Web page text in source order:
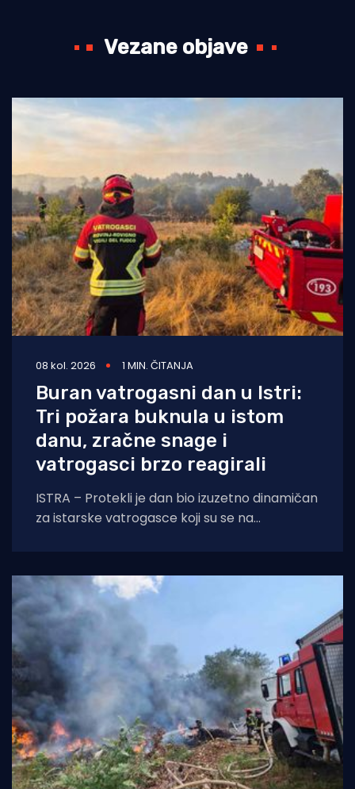
Vezane objave
08 kol. 2026 1 MIN. ČITANJA
Buran vatrogasni dan u Istri:
Tri požara buknula u istom
danu, zračne snage i
vatrogasci brzo reagirali
ISTRA – Protekli je dan bio izuzetno dinamičan
za istarske vatrogasce koji su se na